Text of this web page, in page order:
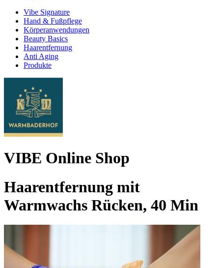
Vibe Signature
Hand & Fußpflege
Körperanwendungen
Beauty Basics
Haarentfernung
Anti Aging
Produkte
VIBE Online Shop
Haarentfernung mit
Warmwachs Rücken, 40 Min